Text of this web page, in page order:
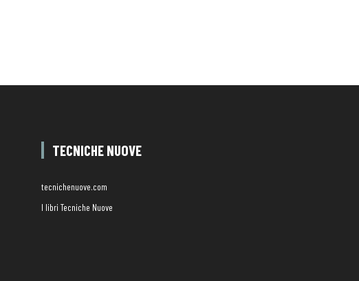
TECNICHE NUOVE
tecnichenuove.com
I libri Tecniche Nuove